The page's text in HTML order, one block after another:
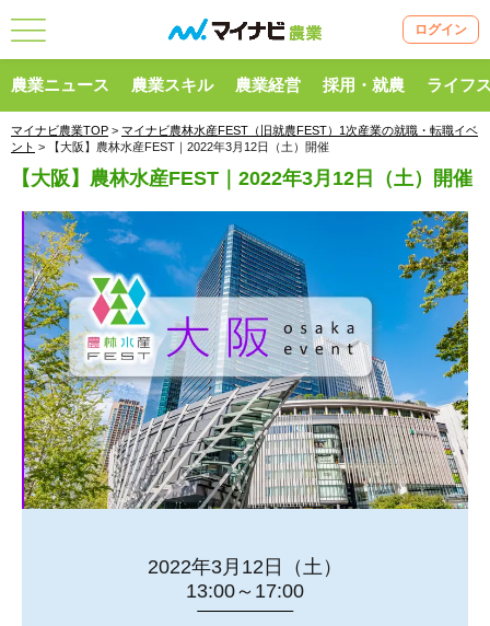
ログイン
農業ニュース 農業スキル 農業経営 採用・就農 ライフ
マイナビ農業TOP > マイナビ農林水産FEST（旧就農FEST）1次産業の就職・転職イベ
ント > 【大阪】農林水産FEST｜2022年3月12日（土）開催
【大阪】農林水産FEST｜2022年3月12日（土）開催
2022年3月12日（土）
13:00～17:00